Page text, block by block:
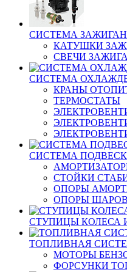
СИСТЕМА
КАТУШКИ
СВЕЧИ
СИСТЕМА
КРАНЫ
ТЕРМОСТАТЫ
СИСТЕМА
СТОЙКИ
ОПОРЫ
ОПОРЫ
СТУПИЦЫ КОЛЕСА
ТОПЛИВНАЯ
МОТОРЫ
ФОРСУНКИ